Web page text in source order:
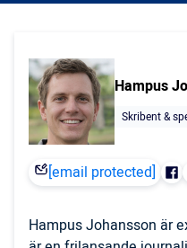
Hampus
Skribent &
[email protected]
Hampus Johansson är